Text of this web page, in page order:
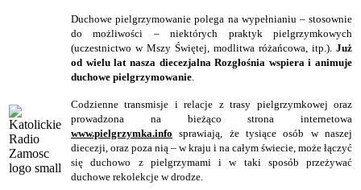
Duchowe pielgrzymowanie polega na wypełnianiu – stosownie
do możliwości – niektórych praktyk pielgrzymkowych
(uczestnictwo w Mszy Świętej, modlitwa różańcowa, itp.). Już
od wielu lat nasza diecezjalna Rozgłośnia wspiera i animuje
duchowe pielgrzymowanie.
Codzienne transmisje i relacje z trasy pielgrzymkowej oraz
prowadzona na bieżąco strona internetowa
www.pielgrzymka.info
sprawiają, że tysiące osób w naszej
diecezji, oraz poza nią – w kraju i na całym świecie, może łączyć
się duchowo z pielgrzymami i w taki sposób przeżywać
duchowe rekolekcje w drodze.